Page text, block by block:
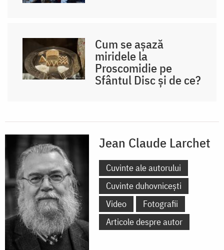
Cum se așază
miridele la
Proscomidie pe
Sfântul Disc și de ce?
Jean Claude Larchet
Cuvinte ale autorului
Cuvinte duhovnicești
Video
Fotografii
Articole despre autor